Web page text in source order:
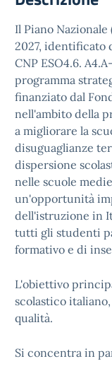
Il Piano
2027, identificato
CNP ESO4.6.
programma
finanziato dal
nell'ambito della
a migliorare la
disuguaglianze
dispersione
nelle scuole
un'opportunità
dell'istruzione in
tutti gli studenti
formativo e di
L'obiettivo
scolastico
qualità.
Si concentra in